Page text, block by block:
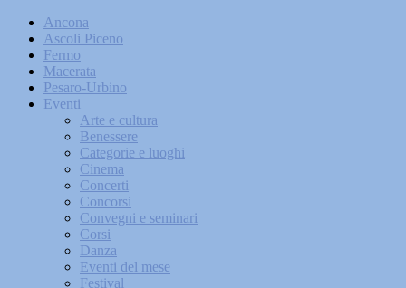
Ancona
Ascoli Piceno
Fermo
Macerata
Pesaro-Urbino
Eventi
Arte e cultura
Benessere
Categorie e luoghi
Cinema
Concerti
Concorsi
Convegni e seminari
Corsi
Danza
Eventi del mese
Festival